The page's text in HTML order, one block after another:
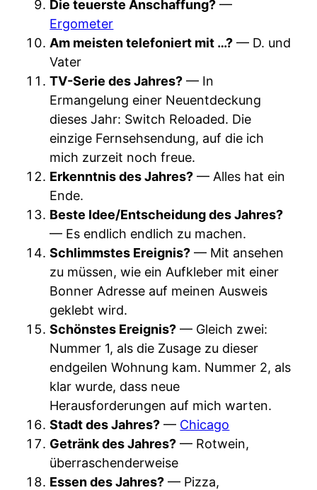
Die teuerste Anschaffung? —
Ergometer
Am meisten telefoniert mit …? — D. und
Vater
TV-Serie des Jahres? — In
Ermangelung einer Neuentdeckung
dieses Jahr: Switch Reloaded. Die
einzige Fernsehsendung, auf die ich
mich zurzeit noch freue.
Erkenntnis des Jahres? — Alles hat ein
Ende.
Beste Idee/Entscheidung des Jahres?
— Es endlich endlich zu machen.
Schlimmstes Ereignis? — Mit ansehen
zu müssen, wie ein Aufkleber mit einer
Bonner Adresse auf meinen Ausweis
geklebt wird.
Schönstes Ereignis? — Gleich zwei:
Nummer 1, als die Zusage zu dieser
endgeilen Wohnung kam. Nummer 2, als
klar wurde, dass neue
Herausforderungen auf mich warten.
Stadt des Jahres? — Chicago
Getränk des Jahres? — Rotwein,
überraschenderweise
Essen des Jahres? — Pizza,